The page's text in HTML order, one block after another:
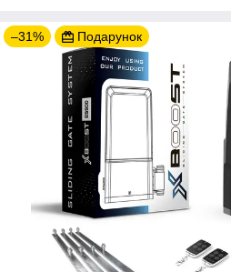
–31% Подарунок